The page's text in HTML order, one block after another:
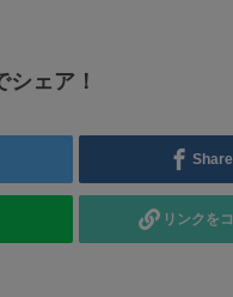
シェア！
Share
リンクを